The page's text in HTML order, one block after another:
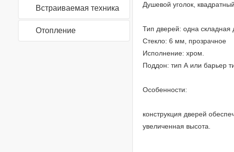
Встраиваемая техника
Отопление
Душевой уголок, квадратный.
Тип дверей: одна складная
Стекло: 6 мм, прозрачное
Исполнение: хром.
Поддон: тип А или барьер
Особенности:
конструкция дверей
увеличенная высота.